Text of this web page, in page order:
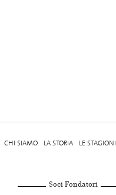
CHI SIAMO LA STORIA LE STAGIONI
Soci Fondatori